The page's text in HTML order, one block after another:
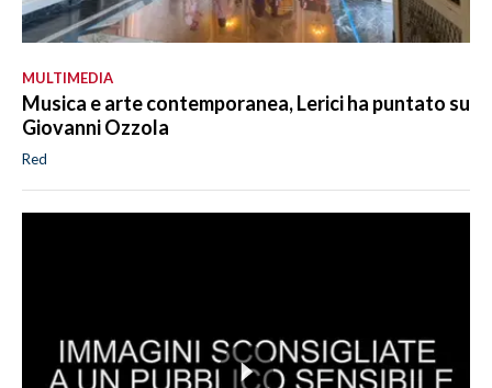
MULTIMEDIA
Musica e arte contemporanea, Lerici ha puntato su
Giovanni Ozzola
Red